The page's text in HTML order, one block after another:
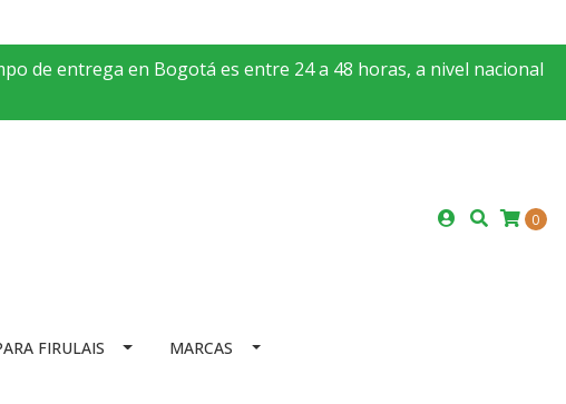
de entrega en Bogotá es entre 24 a 48 horas, a nivel nacional
0
FIRULAIS MARCAS